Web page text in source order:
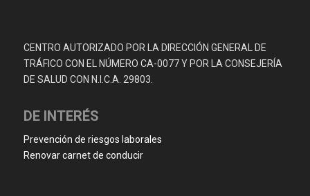
CENTRO AUTORIZADO POR LA DIRECCIÓN GENERAL DE
TRÁFICO CON EL NÚMERO CA-0077 Y POR LA CONSEJERÍA
DE SALUD CON N.I.C.A. 29803.
DE INTERÉS
Prevención de riesgos laborales
Renovar carnet de conducir